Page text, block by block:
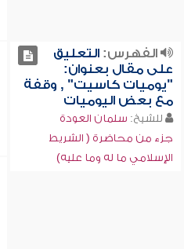
الفهرس:التعليق
على مقال بعنوان:
"يوميات كاسيت" , وقفة
مع بعض اليوميات
للشيخ: سلمان العودة
جزء من محاضرة ( الشريط
الإسلامي ما له وما عليه)